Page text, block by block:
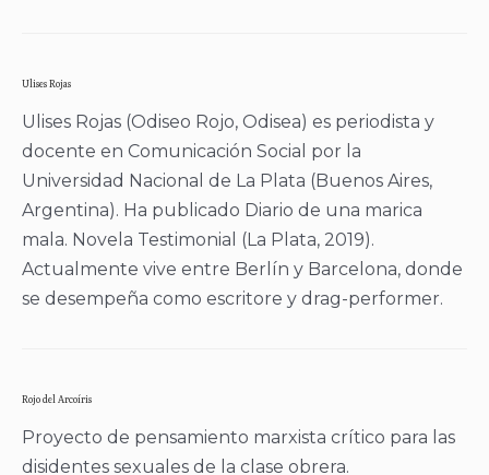
Ulises Rojas
Ulises Rojas (Odiseo Rojo, Odisea) es periodista y
docente en Comunicación Social por la
Universidad Nacional de La Plata (Buenos Aires,
Argentina). Ha publicado Diario de una marica
mala. Novela Testimonial (La Plata, 2019).
Actualmente vive entre Berlín y Barcelona, donde
se desempeña como escritore y drag-performer.
Rojo del Arcoíris
Proyecto de pensamiento marxista crítico para las
disidentes sexuales de la clase obrera.